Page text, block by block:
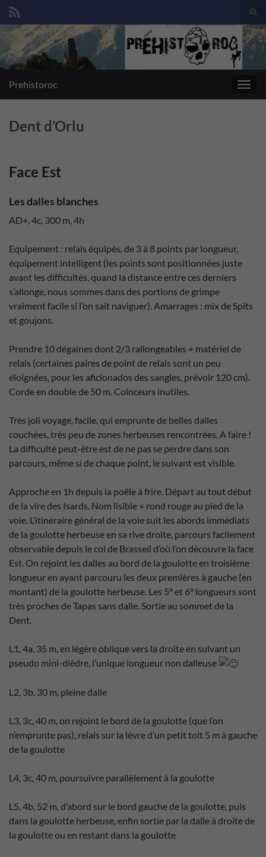
Search for:
Prehistoroc
Dent d’Orlu
Face Est
Les dalles blanches
AD+, 4c, 300 m, 4h
Equipement : relais équipés, de 3 à 8 points par longueur,
équipement intelligent (les points sont positionnées juste
avant les difficultés, quand la distance entre ces derniers
s’allonge, nous sommes dans des portions de grimpe
vraiment facile si l’on sait naviguer). Amarrages : mix de Spits
et goujons.
Prendre 10 dégaines dont 2/3 rallongeables + matériel de
relais (certaines paires de point de relais sont un peu
éloignées, pour les aficionados des sangles, prévoir 120 cm).
Corde en double de 50 m. Coinceurs inutiles.
Très joli voyage, facile, qui emprunte de belles dalles
couchées, très peu de zones herbeuses rencontrées. A faire !
La difficulté peut-être est de ne pas se perdre dans son
parcours, même si de chaque point, le suivant est visible.
Approche en 1h depuis la poêle à frire. Départ au tout début
de la vire des Isards. Nom lisible + rond rouge au pied de la
voie. L’itinéraire général de la voie suit les abords immédiats
de la goulotte herbeuse en sa rive droite, parcours facilement
observable depuis le col de Brasseil d’où l’on découvre la face
Est. On rejoint les dalles au bord de la goulotte en troisième
longueur en ayant parcouru les deux premières à gauche (en
montant) de la goulotte herbeuse. Les 5° et 6° longueurs sont
très proches de Tapas sans dalle. Sortie au sommet de la
Dent.
L1, 4a, 35 m, en légère oblique vers la droite en suivant un
pseudo mini-dièdre, l’unique longueur non dalleuse
L2, 3b, 30 m, pleine dalle
L3, 3c, 40 m, on rejoint le bord de la goulotte (que l’on
n’emprunte pas), relais sur la lèvre d’un petit toit 5 m à gauche
de la goulotte
L4, 3c, 40 m, poursuivre parallèlement à la goulotte
L5, 4b, 52 m, d’abord sur le bord gauche de la goulotte, puis
dans la goulotte herbeuse, enfin sortie par la dalle à droite de
la goulotte ou en restant dans la goulotte